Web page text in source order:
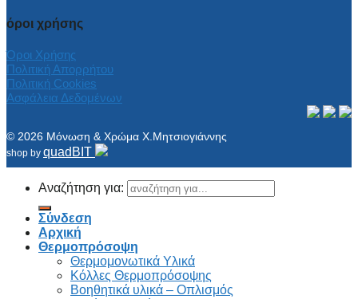
όροι χρήσης
Όροι Χρήσης
Πολιτική Απορρήτου
Πολιτική Cookies
Ασφάλεια Δεδομένων
© 2026 Μόνωση & Χρώμα Χ.Μητσιογιάννης
shop by quadBIT
Αναζήτηση για:
Σύνδεση
Αρχική
Θερμοπρόσοψη
Θερμομονωτικά Υλικά
Κόλλες Θερμοπρόσοψης
Βοηθητικά υλικά – Οπλισμός